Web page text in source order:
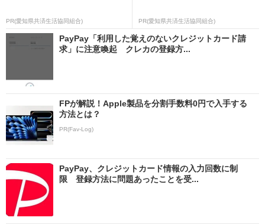
PR(愛知県共済生活協同組合) PR(愛知県共済生活協同組合)
PayPay「利用した覚えのないクレジットカード請
求」に注意喚起 クレカの登録方...
FPが解説！Apple製品を分割手数料0円で入手する
方法とは？
PR(Fav-Log)
PayPay、クレジットカード情報の入力回数に制
限 登録方法に問題あったことを受...